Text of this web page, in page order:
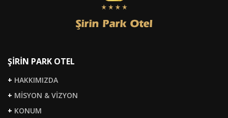
ŞİRİN PARK OTEL
+ HAKKIMIZDA
+ MİSYON & VİZYON
+ KONUM